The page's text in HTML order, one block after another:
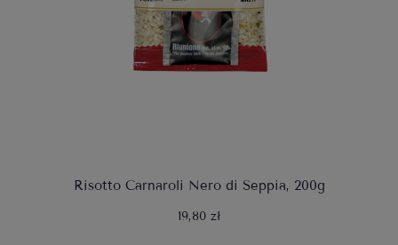
Risotto Carnaroli Nero di Seppia, 200g
19,80 zł